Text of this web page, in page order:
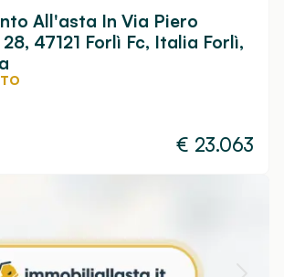
All'asta In Via Piero
47121 Forlì Fc, Italia Forlì,
€ 23.063